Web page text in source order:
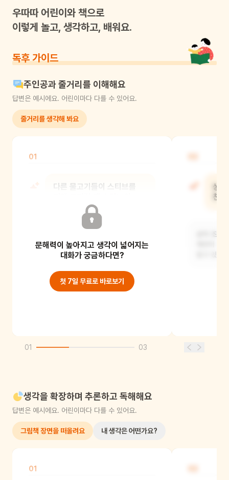
느끼고, 서로 돕고 살아가는 공생의 의미를 이해하며, 자신의
존재 가치를 소중히 여기는 마음을 갖게 되기를 바라요.
우따따어린이와 책으로
이렇게 놀고, 생각하고, 배워요.
독후 가이드
주인공과 줄거리를 이해해요
답변은 예시에요. 어린이마다 다를 수 있어요.
줄거리를 생각해 봐요
01
다른 물고기들이 스티브를
기분은 어땠을까?
스티브는 아마 외롭고 슬펐을 것 같아요.
다른 물고기들이 자신을 피해 도망가는
문해력이 높아지고 생각이 넓어지는
대화가 궁금하다면?
첫 7일 무료로 바로보기
상
친
상어 조지
01 03
생각을 확장하며 추론하고 독해해요
답변은 예시에요. 어린이마다 다를 수 있어요.
그림책 장면을 떠올려요 내 생각은 어떤가요?
01